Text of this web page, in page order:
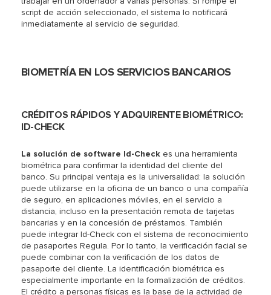
script de acción seleccionado, el sistema lo notificará
inmediatamente al servicio de seguridad.
BIOMETRÍA EN LOS SERVICIOS BANCARIOS
CRÉDITOS RÁPIDOS Y ADQUIRENTE BIOMÉTRICO:
ID-CHECK
La solución de software Id-Check es una herramienta
biométrica para confirmar la identidad del cliente del
banco. Su principal ventaja es la universalidad: la solución
puede utilizarse en la oficina de un banco o una compañía
de seguro, en aplicaciones móviles, en el servicio a
distancia, incluso en la presentación remota de tarjetas
bancarias y en la concesión de préstamos. También
puede integrar Id-Check con el sistema de reconocimiento
de pasaportes Regula. Por lo tanto, la verificación facial se
puede combinar con la verificación de los datos de
pasaporte del cliente. La identificación biométrica es
especialmente importante en la formalización de créditos.
El crédito a personas físicas es la base de la actividad de